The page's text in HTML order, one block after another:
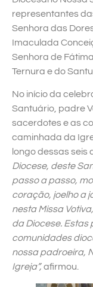
representantes
Senhora das
Imaculada
Senhora de
Ternura e do
No início da
Santuário, padre
sacerdotes e as
caminhada da
longo dessas seis
Diocese, deste
passo a passo,
coração, joelho a
nesta Missa
da Diocese.
comunidades
nossa padroeira,
Igreja”,afirmou.